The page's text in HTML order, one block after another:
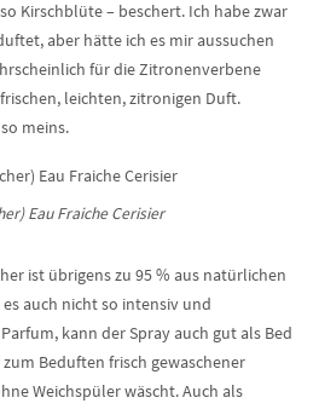
Kirschblüte – beschert. Ich habe zwar
aber hätte ich es mir aussuchen
für die Zitronenverbene
leichten, zitronigen Duft.
meins.
Eau Fraiche Cerisier
ist übrigens zu 95 % aus natürlichen
auch nicht so intensiv und
kann der Spray auch gut als Bed
Beduften frisch gewaschener
Weichspüler wäscht. Auch als